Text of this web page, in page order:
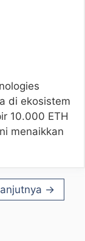
di ekosistem
10.000 ETH
menaikkan
→